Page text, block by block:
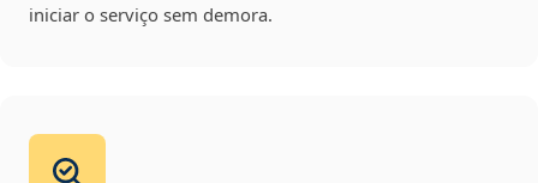
iniciar o serviço sem demora.